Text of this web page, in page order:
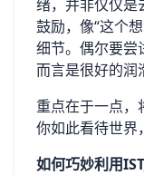
绪，并非仅仅是
鼓励，像“这个
细节。偶尔要尝
而言是很好的润
重点在于一点，
你如此看待世界
如何巧妙利用